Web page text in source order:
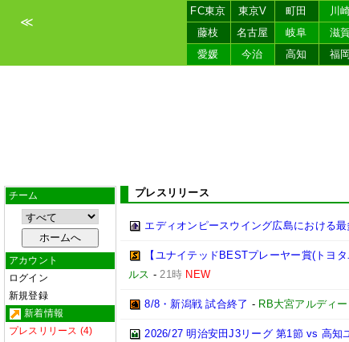
≪
FC東京
東京V 町田 川
藤枝
名古屋 岐阜 滋
愛媛
今治 高知 福岡
チーム
アカウント
ログイン
新規登録
新着情報
プレスリリース (4)
プレスリリース
エディオンピースウイング広島における
【ユナイテッドBESTプレーヤー賞(トヨ
ルス -21時 NEW
8/8・新潟戦 試合終了 - RB大宮アルディー
2026/27 明治安田J3リーグ 第1節 vs 高知